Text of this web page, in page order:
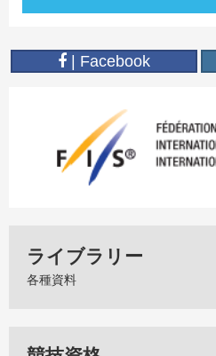
| Facebook
ライブラリー
各種資料